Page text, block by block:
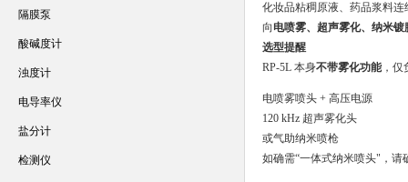
化妆品粘稠原液、药品浆料连
向 电喷雾、超声雾化、纳米镀
选型提醒
RP-5L 本身不带雾化功能，仅
电喷雾喷头 + 高压电源
120 kHz 超声雾化头
或气助纳米喷枪
如确需“一体式纳米喷头"，请
隔膜泵
酸碱度计
浊度计
电导率仪
盐分计
检测仪